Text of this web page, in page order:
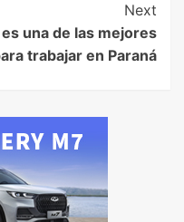
Next
una de las mejores
trabajar en Paraná